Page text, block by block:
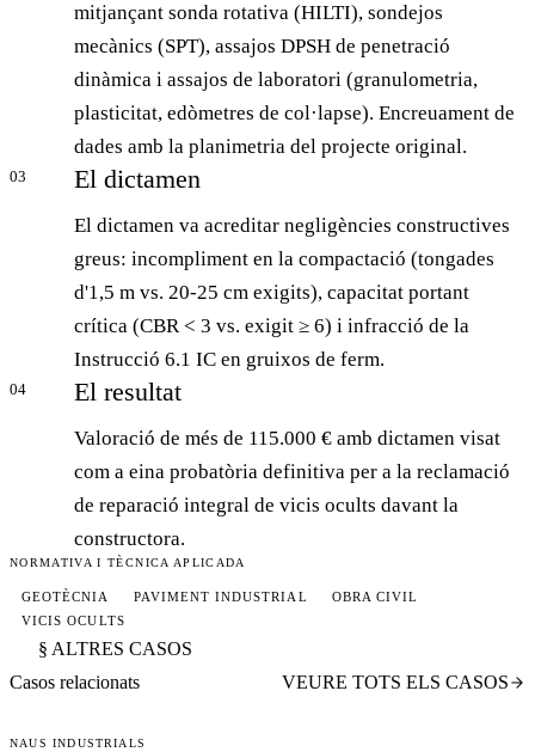
mitjançant sonda rotativa (HILTI), sondejos
mecànics (SPT), assajos DPSH de penetració
dinàmica i assajos de laboratori (granulometria,
plasticitat, edòmetres de col·lapse). Encreuament de
dades amb la planimetria del projecte original.
03 El dictamen
El dictamen va acreditar negligències constructives
greus: incompliment en la compactació (tongades
d'1,5 m vs. 20-25 cm exigits), capacitat portant
crítica (CBR < 3 vs. exigit ≥ 6) i infracció de la
Instrucció 6.1 IC en gruixos de ferm.
04 El resultat
Valoració de més de 115.000 € amb dictamen visat
com a eina probatòria definitiva per a la reclamació
de reparació integral de vicis ocults davant la
constructora.
NORMATIVA I TÈCNICA APLICADA
GEOTÈCNIA PAVIMENT INDUSTRIAL
OBRA CIVIL
VICIS OCULTS
§ ALTRES CASOS
Casos relacionats
VEURE TOTS ELS CASOS
NAUS INDUSTRIALS